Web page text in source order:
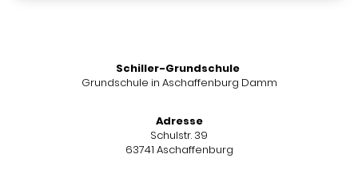
Schiller-Grundschule
Grundschule in Aschaffenburg Damm
Adresse
Schulstr. 39
63741 Aschaffenburg